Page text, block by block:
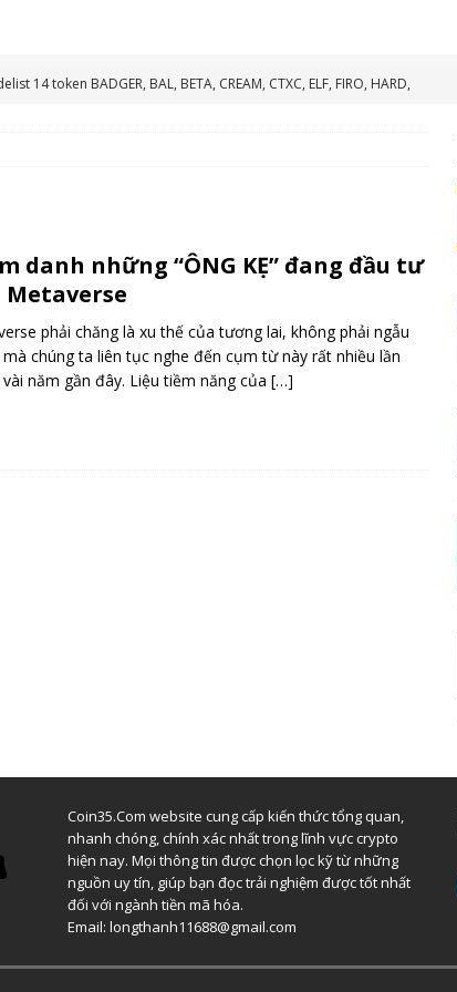
14 token BADGER, BAL, BETA, CREAM, CTXC, ELF, FIRO, HARD,
KDA Và PERP Vào Ngày 12/11/2025 TIN TỔNG HỢP
danh những “ÔNG KẸ” đang đầu tư
Metaverse
phải chăng là xu thế của tương lai, không phải ngẫu
mà chúng ta liên tục nghe đến cụm từ này rất nhiều lần
năm gần đây. Liệu tiềm năng của […]
Coin35.Com website cung cấp kiến thức tổng quan,
nhanh chóng, chính xác nhất trong lĩnh vực crypto
hiện nay. Mọi thông tin được chọn lọc kỹ từ những
nguồn uy tín, giúp bạn đọc trải nghiệm được tốt nhất
đối với ngành tiền mã hóa.
Email: longthanh11688@gmail.com